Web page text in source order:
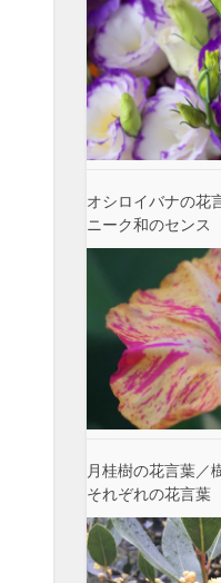
オシロイバナの花
ニーク和のセンス
月桂樹の花言葉／
それぞれの花言葉